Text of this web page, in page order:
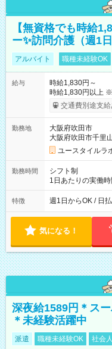
【無資格でも時給
ー✨訪問介護（週1
アルバイト 職種未経験OK
給与
時給1,830円～
時給1,830円以上
考慮して決定します 【収入例】 週1回勤務の場合：1,830
間×4回=5万8,560円 週3回勤務の場合：1,830円×8時間
月 ※ 雇用形態と給
用形態：本採用時
交通費別途支給
勤務地
大阪府吹田市
大阪府吹田市千里
ユースタイルラ
勤務時間
シフト制
1日あたりの実働
00 ※週1日～OK ／ 夜勤専従 ＊＊ 勤務時間例 ＊＊ ■22時か
ら翌7時 ■23時から翌8
ます。 ※曜日固定
特徴 週1日からOK / 日
気になる！
深夜給1589円＊ス
＊未経験活躍中
派遣 職種未経験OK 社会